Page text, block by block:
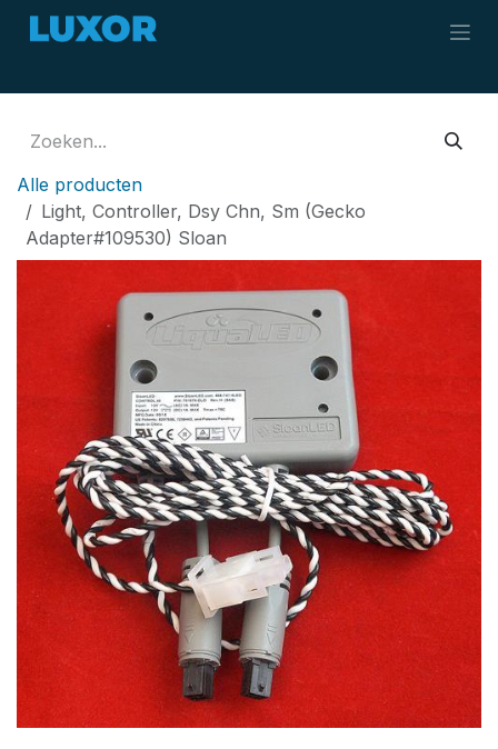
Overslaan naar inhoud
Alle producten
Light, Controller, Dsy Chn, Sm (Gecko
Adapter#109530) Sloan